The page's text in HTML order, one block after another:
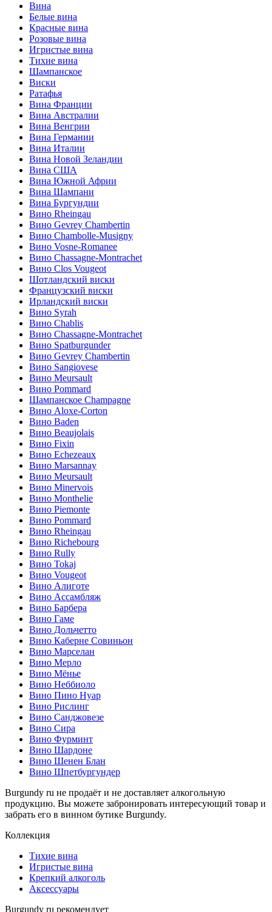
Вина
Белые вина
Красные вина
Розовые вина
Игристые вина
Тихие вина
Шампанское
Виски
Ратафья
Вина Франции
Вина Австралии
Вина Венгрии
Вина Германии
Вина Италии
Вина Новой Зеландии
Вина США
Вина Южной Африи
Вина Шампани
Вина Бургундии
Вино Rheingau
Вино Gevrey Chambertin
Вино Chambolle-Musigny
Вино Vosne-Romanee
Вино Chassagne-Montrachet
Вино Clos Vougeot
Шотландский виски
Французский виски
Ирландский виски
Вино Syrah
Вино Chablis
Вино Chassagne-Montrachet
Вино Spatburgunder
Вино Gevrey Chambertin
Вино Sangiovese
Вино Meursault
Вино Pommard
Шампанское Champagne
Вино Aloxe-Corton
Вино Baden
Вино Beaujolais
Вино Fixin
Вино Echezeaux
Вино Marsannay
Вино Meursault
Вино Minervois
Вино Monthelie
Вино Piemonte
Вино Pommard
Вино Rheingau
Вино Richebourg
Вино Rully
Вино Tokaj
Вино Vougeot
Вино Алиготе
Вино Ассамбляж
Вино Барбера
Вино Гаме
Вино Дольчетто
Вино Каберне Совиньон
Вино Марселан
Вино Мерло
Вино Мёнье
Вино Неббиоло
Вино Пино Нуар
Вино Рислинг
Вино Санджовезе
Вино Сира
Вино Фурминт
Вино Шардоне
Вино Шенен Блан
Вино Шпетбургундер
Burgundy ru не продаёт и не доставляет алкогольную
продукцию. Вы можете забронировать интересующий товар и
забрать его в винном бутике Burgundy.
Коллекция
Тихие вина
Игристые вина
Крепкий алкоголь
Аксессуары
Burgundy ru рекомендует